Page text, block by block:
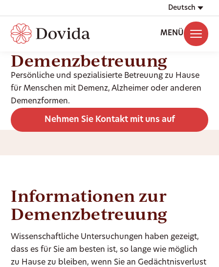
Deutsch
MENÜ
Demenzbetreuung
Persönliche und spezialisierte Betreuung zu Hause
für Menschen mit Demenz, Alzheimer oder anderen
Demenzformen.
Nehmen Sie Kontakt mit uns auf
Informationen zur
Demenzbetreuung
Wissenschaftliche Untersuchungen haben gezeigt,
dass es für Sie am besten ist, so lange wie möglich
zu Hause zu bleiben, wenn Sie an Gedächtnisverlust